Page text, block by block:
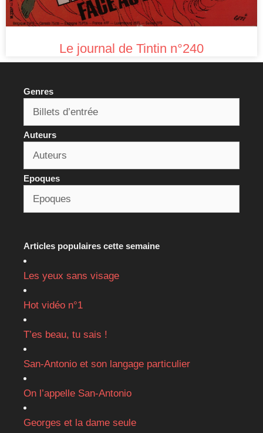
Le journal de Tintin n°240
Genres
Auteurs
Epoques
Articles populaires cette semaine
Les yeux sans visage
Hot vidéo n°1
T’es beau, tu sais !
San-Antonio et son langage particulier
On l’appelle San-Antonio
Georges et la dame seule